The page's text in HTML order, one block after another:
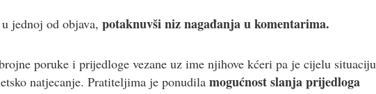
jednoj od objava, potaknuvši niz nagađanja u komentarima.
poruke i prijedloge vezane uz ime njihove kćeri pa je cijelu situaciju
natjecanje. Pratiteljima je ponudila mogućnost slanja prijedloga